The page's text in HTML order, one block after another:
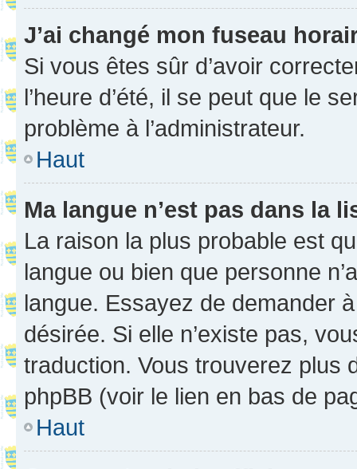
J’ai changé mon fuseau
Si vous êtes sûr d’avoir
l’heure d’été, il se peut que le
problème à l’administrateur.
Haut
Ma langue n’est pas dans la
La raison la plus probable est
langue ou bien que personne
langue. Essayez de demander
désirée. Si elle n’existe pas,
traduction. Vous trouverez plus
phpBB (voir le lien en bas de
Haut